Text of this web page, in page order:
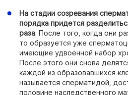
На стадии созревания
порядка придется
раза. После того, когда они
то образуется уже
имеющие удвоенной набор
После этого они снова
каждой из образовавшихся
называется сперматидой,
половине наследственного